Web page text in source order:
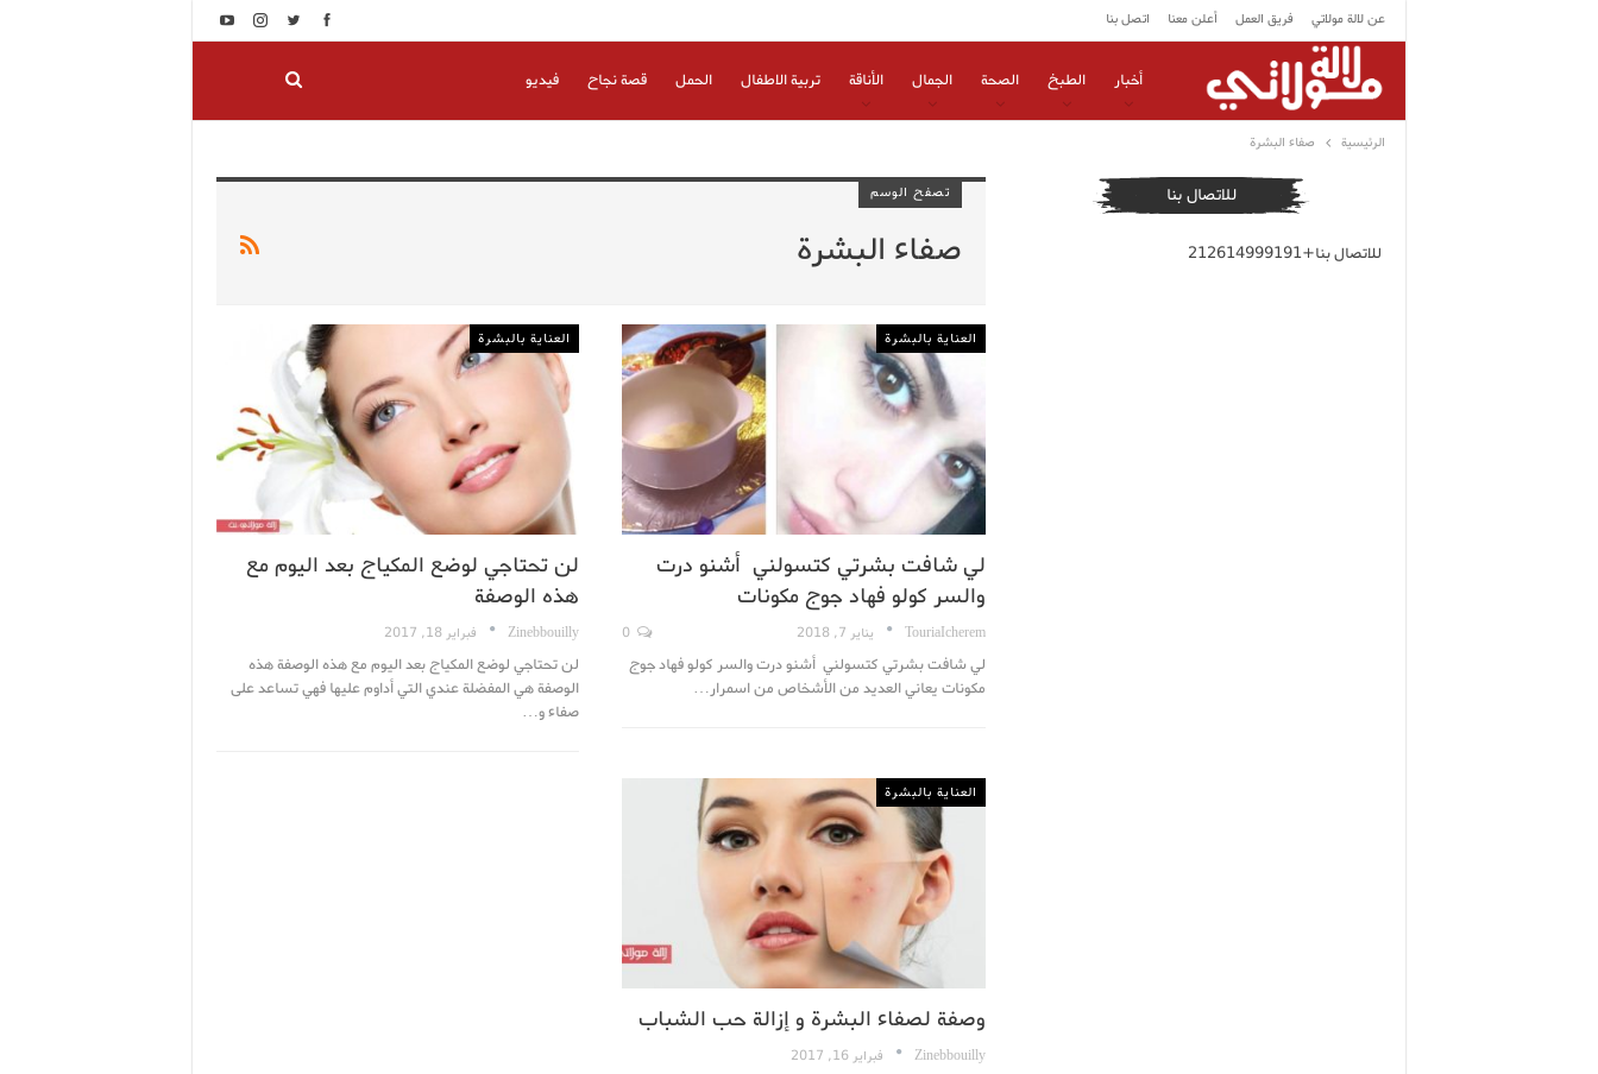
عن لالة مولاتي فريق العمل أعلن معنا اتصل بنا
أخبار الطبخ الصحة الجمال الأناقة تربية الاطفال الحمل قصة نجاح فيديو
الرئيسية صفاء البشرة
تصفح الوسم
صفاء البشرة
العناية بالبشرة
لي شافت بشرتي كتسولني أشنو درت
والسر كولو فهاد جوج مكونات
TouriaIcherem يناير 7, 2018
لي شافت بشرتي كتسولني أشنو درت والسر كولو فهاد جوج
مكونات يعاني العديد من الأشخاص من اسمرار…
العناية بالبشرة
لن تحتاجي لوضع المكياج بعد اليوم مع
هذه الوصفة
Zinebbouilly فبراير 18, 2017
لن تحتاجي لوضع المكياج بعد اليوم مع هذه الوصفة هذه
الوصفة هي المفضلة عندي التي أداوم عليها فهي تساعد على
صفاء و…
العناية بالبشرة
وصفة لصفاء البشرة و إزالة حب الشباب
Zinebbouilly فبراير 16, 2017
للاتصال بنا
للاتصال بنا+212614999191